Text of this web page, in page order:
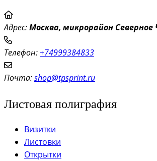
Адрес:Москва, микрорайон Северное
Телефон: +74999384833
Почта:shop@tpsprint.ru
Листовая полиграфия
Визитки
Листовки
Открытки